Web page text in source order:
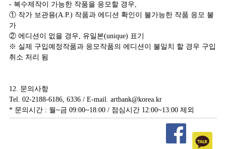
- 복수제작이 가능한 작품을 응모할 경우,
① 작가 보관용(A.P.) 작품과 에디션 확인이 불가능한 작품 응모 불
가
② 에디션이 없을 경우, 유일본(unique) 표기
※ 실제 구입예정작품과 응모작품의 에디션이 불일치 할 경우 구입
취소 처리 됨
12. 문의사항
Tel. 02-2188-6186, 6336 / E-mail. artbank@korea.kr
* 문의시간 : 월~금 09:00~18:00 / 점심시간 12:00~13:00 제외